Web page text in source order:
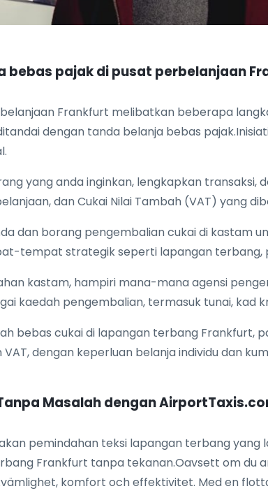
bebas pajak di pusat perbelanjaan
Frankfurt melibatkan beberapa
dengan tanda belanja bebas
yang anda inginkan, lengkapkan transaksi,
dan Cukai Nilai Tambah (VAT) yang
dan borang pengembalian cukai di kastam
tempat strategik seperti lapangan terbang,
kastam, hampiri mana-mana agensi
kaedah pengembalian, termasuk tunai, kad
bebas cukai di lapangan terbang Frankfurt,
dengan keperluan belanja individu dan
Masalah dengan
pemindahan teksi lapangan terbang yang
Frankfurt tanpa tekanan.Oavsett om du
komfort och effektivitet. Med en